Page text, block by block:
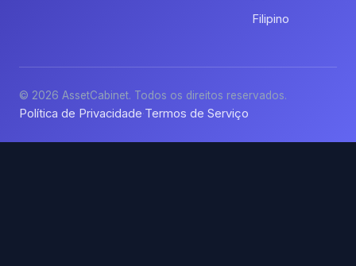
Filipino
© 2026 AssetCabinet. Todos os direitos reservados.
Política de Privacidade·Termos de Serviço